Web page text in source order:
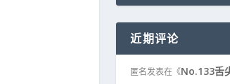
近期评论
匿名发表在《No.133舌